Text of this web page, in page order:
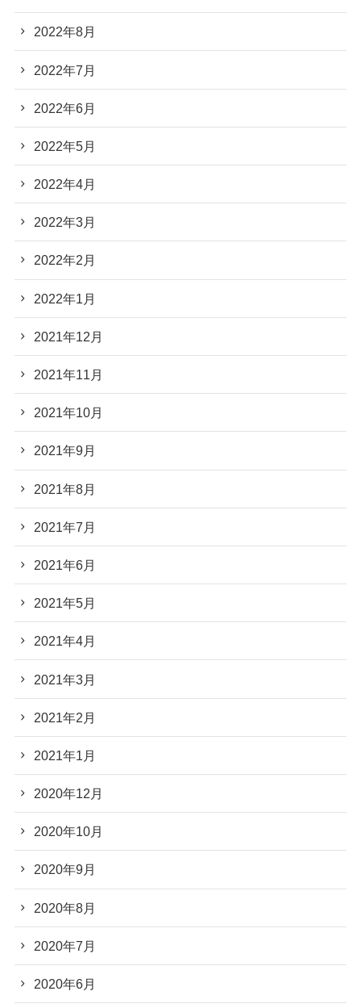
2022年8月
2022年7月
2022年6月
2022年5月
2022年4月
2022年3月
2022年2月
2022年1月
2021年12月
2021年11月
2021年10月
2021年9月
2021年8月
2021年7月
2021年6月
2021年5月
2021年4月
2021年3月
2021年2月
2021年1月
2020年12月
2020年10月
2020年9月
2020年8月
2020年7月
2020年6月